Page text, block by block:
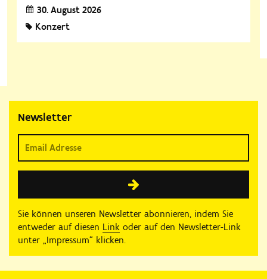
30. August 2026
Konzert
Newsletter
Sie können unseren Newsletter abonnieren, indem Sie
entweder auf diesen Link oder auf den Newsletter-Link
unter „Impressum“ klicken.